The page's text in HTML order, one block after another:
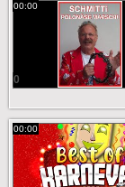
00:00
0
00:00